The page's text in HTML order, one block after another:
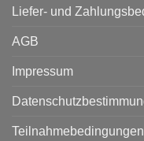
Liefer- und
AGB
Impressum